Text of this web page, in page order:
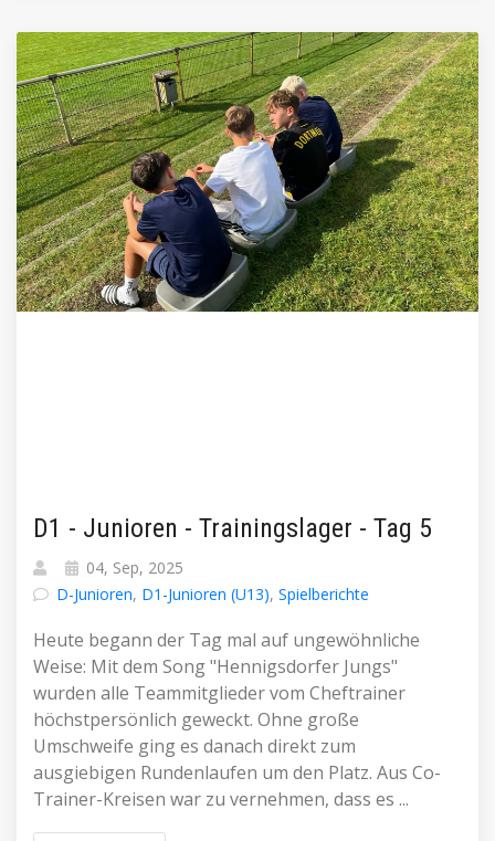
D1 - Junioren - Trainingslager - Tag 5
04, Sep, 2025
D-Junioren, D1-Junioren (U13), Spielberichte
Heute begann der Tag mal auf ungewöhnliche
Weise: Mit dem Song "Hennigsdorfer Jungs"
wurden alle Teammitglieder vom Cheftrainer
höchstpersönlich geweckt. Ohne große
Umschweife ging es danach direkt zum
ausgiebigen Rundenlaufen um den Platz. Aus Co-
Trainer-Kreisen war zu vernehmen, dass es ...